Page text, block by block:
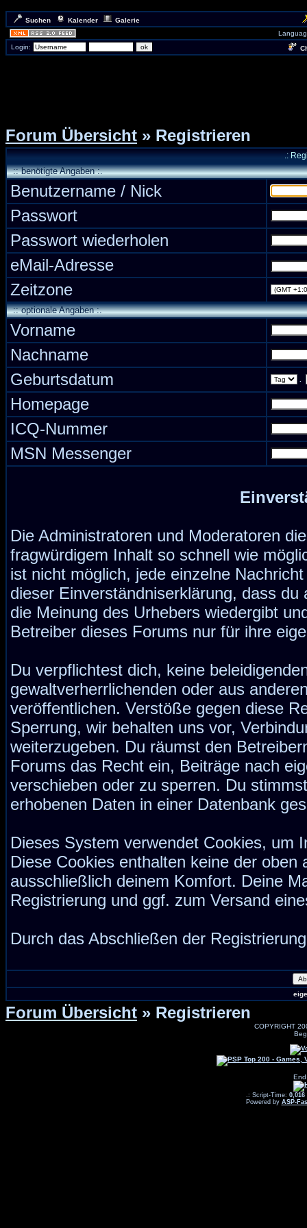
Suchen Kalender
Galerie
Login:
Forum Übersicht » Registrieren
.:
:: benötigte Angaben :.
Benutzername / Nick
Passwort
Passwort wiederholen
eMail-Adresse
Zeitzone
:: optionale Angaben :.
Vorname
Nachname
Geburtsdatum
Homepage
ICQ-Nummer
MSN Messenger
Die Administratoren und Moderatoren
fragwürdigem Inhalt so schnell wie
ist nicht möglich, jede einzelne
dieser Einverständniserklärung, dass
die Meinung des Urhebers wiedergibt
Betreiber dieses Forums nur für ihre
Du verpflichtest dich, keine
gewaltverherrlichenden oder aus
veröffentlichen. Verstöße gegen diese
Sperrung, wir behalten uns vor,
weiterzugeben. Du räumst den
Forums das Recht ein, Beiträge nach
verschieben oder zu sperren. Du
erhobenen Daten in einer Datenbank
Dieses System verwendet Cookies, um
Diese Cookies enthalten keine der
ausschließlich deinem Komfort. Deine
Registrierung und ggf. zum Versand
Durch das Abschließen der
Forum Übersicht » Registrieren
COPYRIGHT
.: Script-Time: 0,016
Powered by ASP-